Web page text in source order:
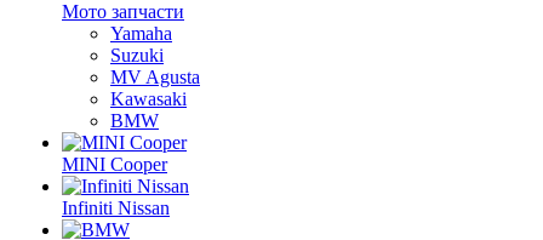
Мото запчасти
Yamaha
Suzuki
MV Agusta
Kawasaki
BMW
MINI Cooper
Infiniti Nissan